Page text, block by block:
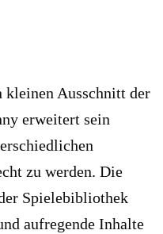
kleinen Ausschnitt der
erweitert sein
zu werden. Die
Spielebibliothek
aufregende Inhalte